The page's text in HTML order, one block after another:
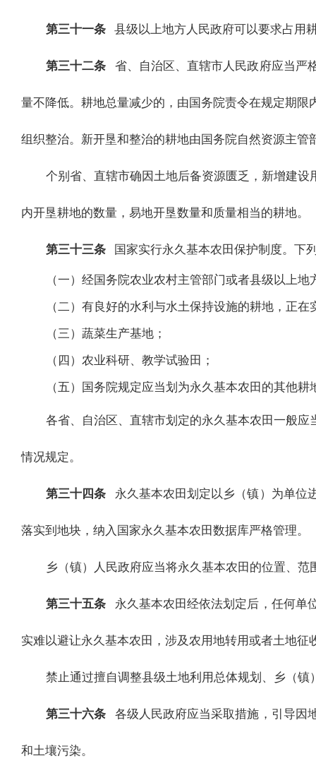
第三十一条 县级以上地方人民政府可以要求占用
第三十二条 省、自治区、直辖市人民政府应当严
量不降低。耕地总量减少的，由国务院责令在规定期
组织整治。新开垦和整治的耕地由国务院自然资源主管
个别省、直辖市确因土地后备资源匮乏，新增建
内开垦耕地的数量，易地开垦数量和质量相当的耕地。
第三十三条 国家实行永久基本农田保护制度。下
（一）经国务院农业农村主管部门或者县级以上
（二）有良好的水利与水土保持设施的耕地，正
（三）蔬菜生产基地；
（四）农业科研、教学试验田；
（五）国务院规定应当划为永久基本农田的其他耕
各省、自治区、直辖市划定的永久基本农田一般
情况规定。
第三十四条 永久基本农田划定以乡（镇）为单位
落实到地块，纳入国家永久基本农田数据库严格管理。
乡（镇）人民政府应当将永久基本农田的位置、
第三十五条 永久基本农田经依法划定后，任何单
实难以避让永久基本农田，涉及农用地转用或者土地征
禁止通过擅自调整县级土地利用总体规划、乡（
第三十六条 各级人民政府应当采取措施，引导因
和土壤污染。